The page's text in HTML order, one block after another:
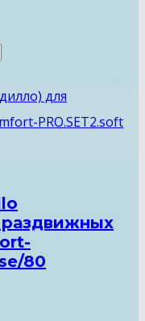
80